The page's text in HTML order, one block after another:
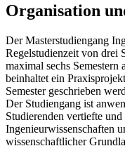
Organisation
Der Masterstudiengang
Regelstudienzeit von drei
maximal sechs
beinhaltet ein
Semester geschrieben
Der Studiengang ist
Studierenden vertiefte
Ingenieurwissenschaften
wissenschaftlicher